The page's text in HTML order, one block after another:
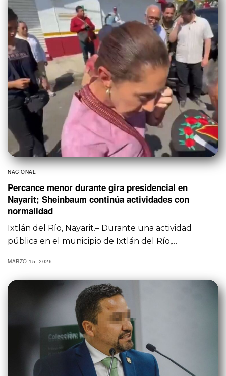
NACIONAL
Percance menor durante gira presidencial en
Nayarit; Sheinbaum continúa actividades con
normalidad
Ixtlán del Río, Nayarit.– Durante una actividad
pública en el municipio de Ixtlán del Río,…
MARZO 15, 2026